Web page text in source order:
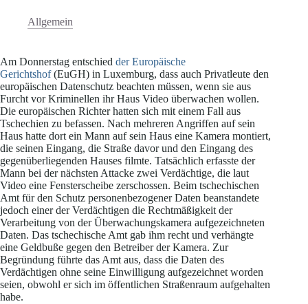
Allgemein
Am Donnerstag entschied der Europäische
Gerichtshof(EuGH) in Luxemburg, dass auch Privatleute den
europäischen Datenschutz beachten müssen, wenn sie aus
Furcht vor Kriminellen ihr Haus Video überwachen wollen.
Die europäischen Richter hatten sich mit einem Fall aus
Tschechien zu befassen. Nach mehreren Angriffen auf sein
Haus hatte dort ein Mann auf sein Haus eine Kamera montiert,
die seinen Eingang, die Straße davor und den Eingang des
gegenüberliegenden Hauses filmte. Tatsächlich erfasste der
Mann bei der nächsten Attacke zwei Verdächtige, die laut
Video eine Fensterscheibe zerschossen. Beim tschechischen
Amt für den Schutz personenbezogener Daten beanstandete
jedoch einer der Verdächtigen die Rechtmäßigkeit der
Verarbeitung von der Überwachungskamera aufgezeichneten
Daten. Das tschechische Amt gab ihm recht und verhängte
eine Geldbuße gegen den Betreiber der Kamera. Zur
Begründung führte das Amt aus, dass die Daten des
Verdächtigen ohne seine Einwilligung aufgezeichnet worden
seien, obwohl er sich im öffentlichen Straßenraum aufgehalten
habe.